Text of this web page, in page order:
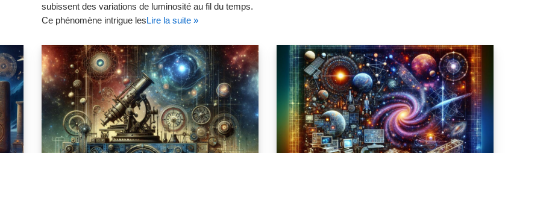
subissent des variations de luminosité au fil du temps.
Ce phénomène intrigue lesLire la suite »